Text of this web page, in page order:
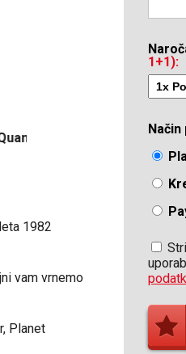
1+1):
Način
»Tekstura moje
Barbara iz Slovenskih Konjic
1982
vam vrnemo
Planet